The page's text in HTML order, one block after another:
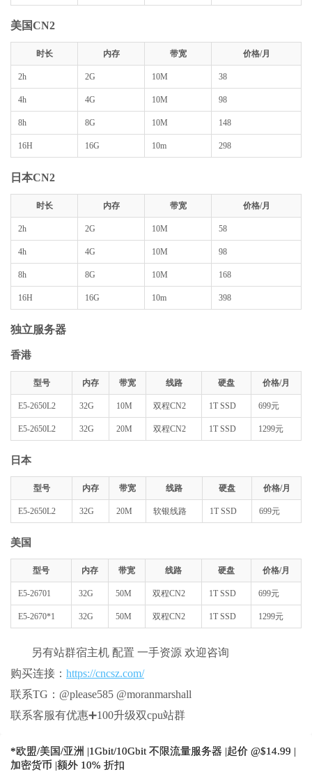
美国CN2
时长 内存 带宽 价格/月
2h 2G 10M 38
4h 4G 10M 98
8h 8G 10M 148
16H 16G 10m 298
日本CN2
时长 内存 带宽 价格/月
2h 2G 10M 58
4h 4G 10M 98
8h 8G 10M 168
16H 16G 10m 398
独立服务器
香港
型号 内存 带宽 线路 硬盘 价格/月
E5-2650L2 32G 10M 双程CN2 1T SSD 699元
E5-2650L2 32G 20M 双程CN2 1T SSD 1299元
日本
型号 内存 带宽 线路 硬盘 价格/月
E5-2650L2 32G 20M 软银线路 1T SSD 699元
美国
型号 内存 带宽 线路 硬盘 价格/月
E5-26701 32G 50M 双程CN2 1T SSD 699元
E5-2670*1 32G 50M 双程CN2 1T SSD 1299元
另有站群宿主机 配置 一手资源 欢迎咨询
购买连接： https://cncsz.com/
联系TG：@please585 @moranmarshall
联系客服有优惠➕100升级双cpu站群
*欧盟/美国/亚洲 |1Gbit/10Gbit 不限流量服务器 |起价 @$14.99 |
加密货币 |额外 10% 折扣